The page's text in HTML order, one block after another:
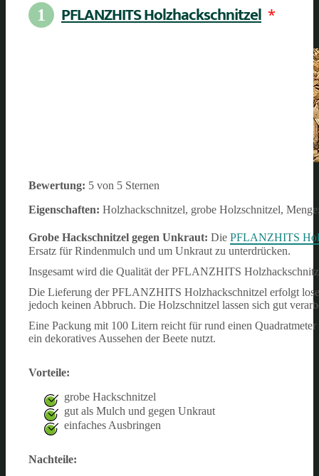
1 PFLANZHITS Holzhackschnitzel *
Bewertung: 5 von 5 Sternen
Eigenschaften: Holzhackschnitzel, grobe Holzschnitzel,
Grobe Hackschnitzel gegen Unkraut: Die PFLANZHITS
Ersatz für Rindenmulch und um Unkraut zu unterdrücken.
Insgesamt wird die Qualität der PFLANZHITS
Die Lieferung der PFLANZHITS Holzhackschnitzel erfolgt
jedoch keinen Abbruch. Die Holzschnitzel lassen sich gut
Eine Packung mit 100 Litern reicht für rund einen
ein dekoratives Aussehen der Beete nutzt.
Vorteile:
grobe Hackschnitzel
gut als Mulch und gegen Unkraut
einfaches Ausbringen
Nachteile: